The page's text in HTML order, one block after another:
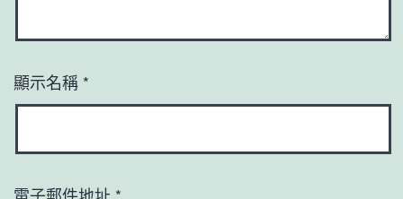
顯示名稱 *
電子郵件地址 *